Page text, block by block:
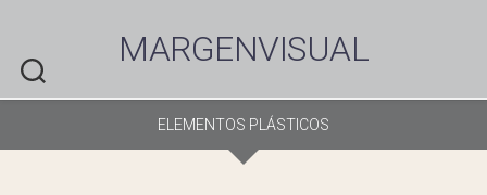
content
MARGENVISUAL
ELEMENTOS PLÁSTICOS